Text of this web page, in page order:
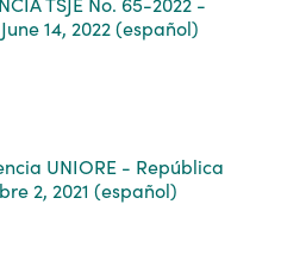
14, 2022 (español)
UNIORE - República
2, 2021 (español)